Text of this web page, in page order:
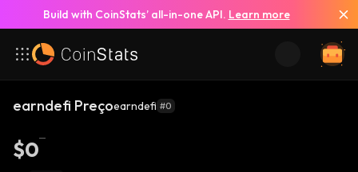
Build with CoinStats’ all-in-one API. Learn more
earndefi Preçoearndefi #0
$0